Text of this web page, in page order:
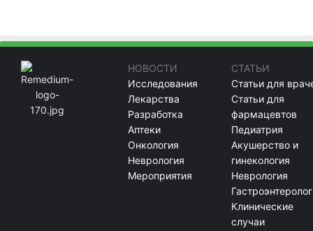
НОВОСТИ
Исследования
Лекарства
Разработка
Аптеки
Онкология
Неврология
Мероприятия
СТАТЬИ
Статьи для
Статьи для
фармацевтов
Педиатрия
Акушерство и
гинекология
Неврология
Клинические
случаи